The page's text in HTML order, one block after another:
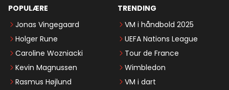
POPULÆRE
Jonas Vingegaard
Holger Rune
Caroline Wozniacki
Kevin Magnussen
Rasmus Højlund
TRENDING
VM i håndbold 2025
UEFA Nations League
Tour de France
Wimbledon
VM i dart